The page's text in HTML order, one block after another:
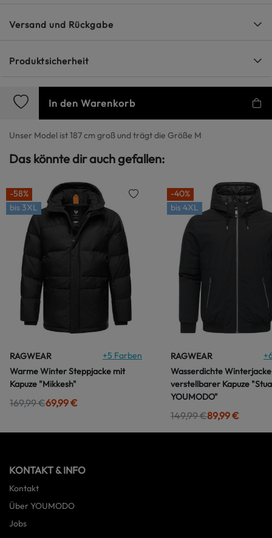
Versand und Rückgabe
Produktsicherheit
In den Warenkorb
Unser Model ist 187 cm groß und trägt die Größe M
Das könnte dir auch gefallen:
-58%
bis 3XL
RAGWEAR +5 Farben
Warme Winter Steppjacke mit
Kapuze "Mikkesh"
169,99 €69,99 €
-40%
bis4XL
RAGWEAR +
Wasserdichte
verstellbarer Kapuze
YOUMODO"
149,99 €89,99 €
KONTAKT & INFO
Kontakt
Über YOUMODO
Jobs